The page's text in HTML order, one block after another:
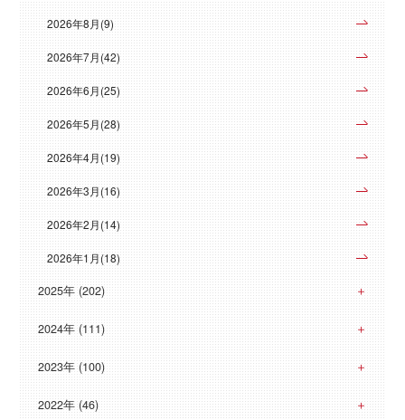
2026年8月(9)
2026年7月(42)
2026年6月(25)
2026年5月(28)
2026年4月(19)
2026年3月(16)
2026年2月(14)
2026年1月(18)
2025年 (202)
2024年 (111)
2023年 (100)
2022年 (46)